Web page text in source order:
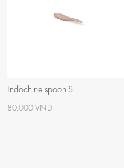
Indochine spoon S
80,000 VND